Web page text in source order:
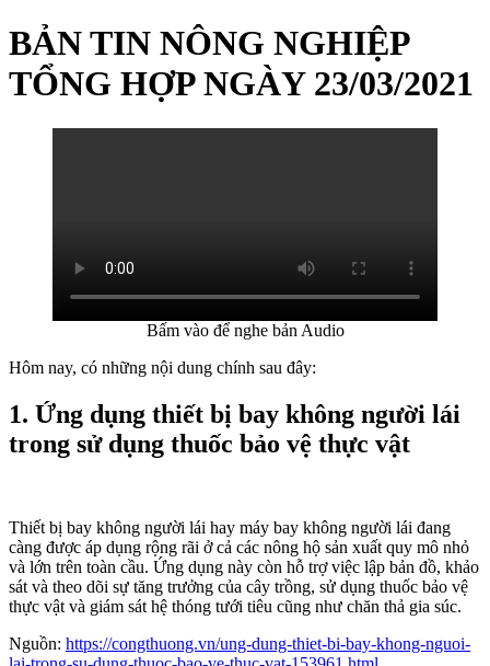
BẢN TIN NÔNG NGHIỆP
TỔNG HỢP NGÀY 23/03/2021
Bấm vào để nghe bản Audio
Hôm nay, có những nội dung chính sau đây:
1. Ứng dụng thiết bị bay không người lái
trong sử dụng thuốc bảo vệ thực vật
Thiết bị bay không người lái hay máy bay không người lái đang
càng được áp dụng rộng rãi ở cả các nông hộ sản xuất quy mô nhỏ
và lớn trên toàn cầu. Ứng dụng này còn hỗ trợ việc lập bản đồ, khảo
sát và theo dõi sự tăng trưởng của cây trồng, sử dụng thuốc bảo vệ
thực vật và giám sát hệ thóng tưới tiêu cũng như chăn thả gia súc.
Nguồn: https://congthuong.vn/ung-dung-thiet-bi-bay-khong-nguoi-